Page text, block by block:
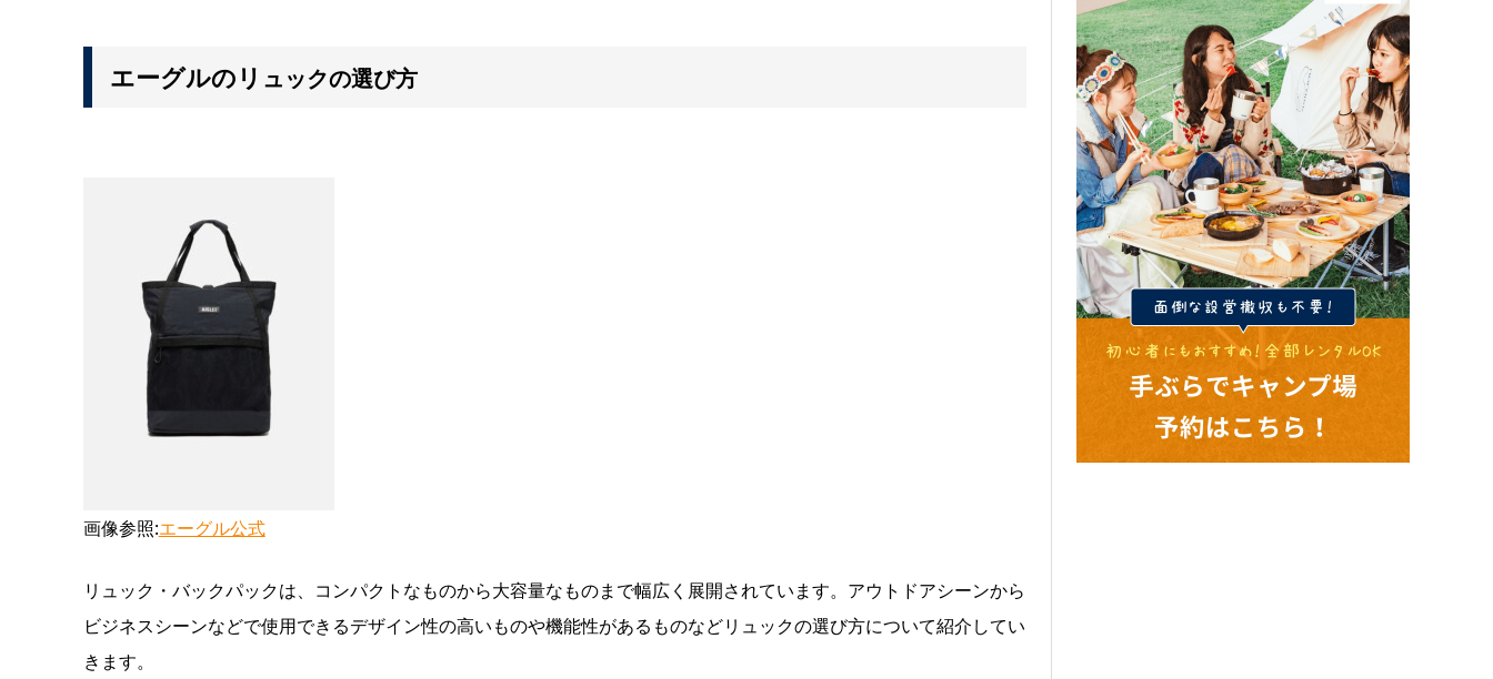
エーグルのリ ュックの選び方
画像参照:エーグル公式
リュック・バックパックは、コンパクトなものから大容量なものまで幅広く展開されています。アウトドアシーンから
ビジネスシーンなどで使用できるデザイン性の高いものや機能性があるものなどリュックの選び方について紹介してい
きます。